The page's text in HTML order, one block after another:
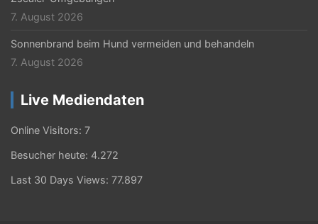
7. August 2026
Sonnenbrand beim Hund vermeiden und behandeln
7. August 2026
Live Mediendaten
Online Visitors: 7
Besucher heute: 4.272
Last 30 Days Views: 77.897